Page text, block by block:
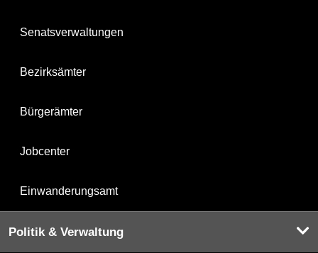
Senatsverwaltungen
Bezirksämter
Bürgerämter
Jobcenter
Einwanderungsamt
Politik & Verwaltung